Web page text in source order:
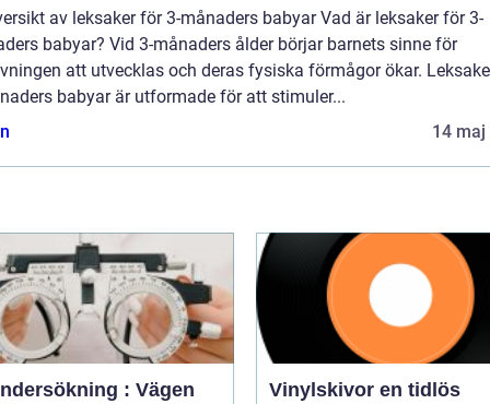
av leksaker för 3-månaders babyar Vad är leksaker för 3-
babyar? Vid 3-månaders ålder börjar barnets sinne för
att utvecklas och deras fysiska förmågor ökar.
babyar är utformade för att stimuler...
14 maj
: Vägen
Vinylskivor en tidlös